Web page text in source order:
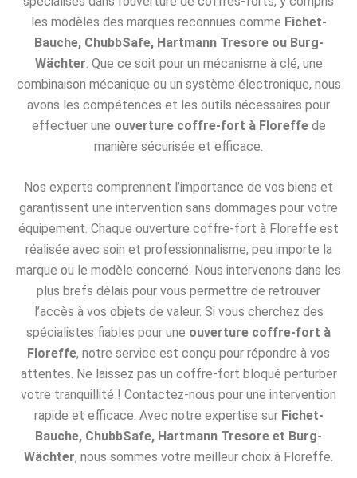
les modèles des marques reconnues comme Fichet-
Bauche, ChubbSafe, Hartmann Tresore ou Burg-
Wächter . Que ce soit pour un mécanisme à clé, une
combinaison mécanique ou un système électronique, nous
avons les compétences et les outils nécessaires pour
effectuer une ouverture coffre-fort à Floreffede
manière sécurisée et efficace.
Nos experts comprennent l’importance de vos biens et
garantissent une intervention sans dommages pour votre
équipement. Chaque ouverture coffre-fort à Floreffe est
réalisée avec soin et professionnalisme, peu importe la
marque ou le modèle concerné. Nous intervenons dans les
plus brefs délais pour vous permettre de retrouver
l’accès à vos objets de valeur. Si vous cherchez des
spécialistes fiables pour une ouverture coffre-fort à
Floreffe, notre service est conçu pour répondre à vos
attentes. Ne laissez pas un coffre-fort bloqué perturber
votre tranquillité ! Contactez-nous pour une intervention
rapide et efficace. Avec notre expertise sur Fichet-
Bauche, ChubbSafe, Hartmann Tresore et Burg-
Wächter, nous sommes votre meilleur choix à Floreffe.